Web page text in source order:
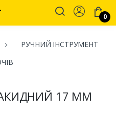
Account
0
РУЧНИЙ ІНСТРУМЕНТ
17 ММ